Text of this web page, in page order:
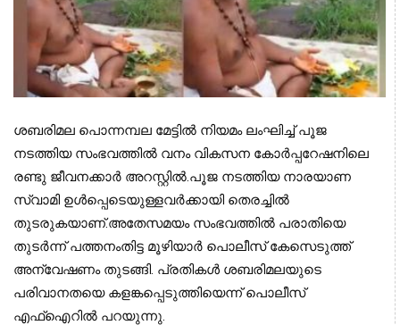
ശബരിമല പൊന്നമ്പല മേട്ടില്‍ നിയമം ലംഘിച്ച് പൂജ
നടത്തിയ സംഭവത്തില്‍ വനം വികസന കോര്‍പ്പറേഷനിലെ
രണ്ടു ജീവനക്കാര്‍ അറസ്റ്റില്‍.പൂജ നടത്തിയ നാരയാണ
സ്വാമി ഉള്‍പ്പെടെയുള്ളവര്‍ക്കായി തെരച്ചില്‍
തുടരുകയാണ്.അതേസമയം സംഭവത്തില്‍ പരാതിയെ
തുടര്‍ന്ന് പത്തനംതിട്ട മൂഴിയാര്‍ പൊലീസ് കേസെടുത്ത്
അന്വേഷണം തുടങ്ങി. പ്രതികള്‍ ശബരിമലയുടെ
പരിവാനതയെ കളങ്കപ്പെടുത്തിയെന്ന് പൊലീസ്
എഫ്ഐറില്‍ പറയുന്നു.